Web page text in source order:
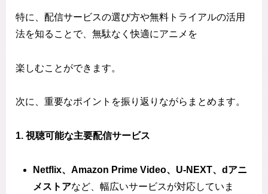
特に、配信サービスの選び方や無料トライアルの活用
法を知ることで、無駄なく快適にアニメを
楽しむことができます。
次に、重要なポイントを振り返りながらまとめます。
1. 視聴可能な主要配信サービス
Netflix、Amazon Prime Video、U-NEXT、dアニ
メストアなど、幅広いサービスが対応していま